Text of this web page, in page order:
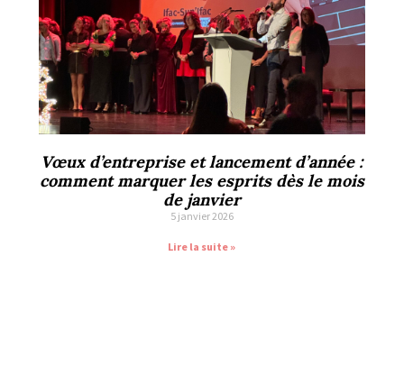
Vœux d’entreprise et lancement d’année :
comment marquer les esprits dès le mois
de janvier
5 janvier 2026
Lire la suite »